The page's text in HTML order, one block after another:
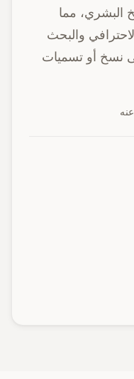
البشري، مما
والبحث
نسخ أو تسميات